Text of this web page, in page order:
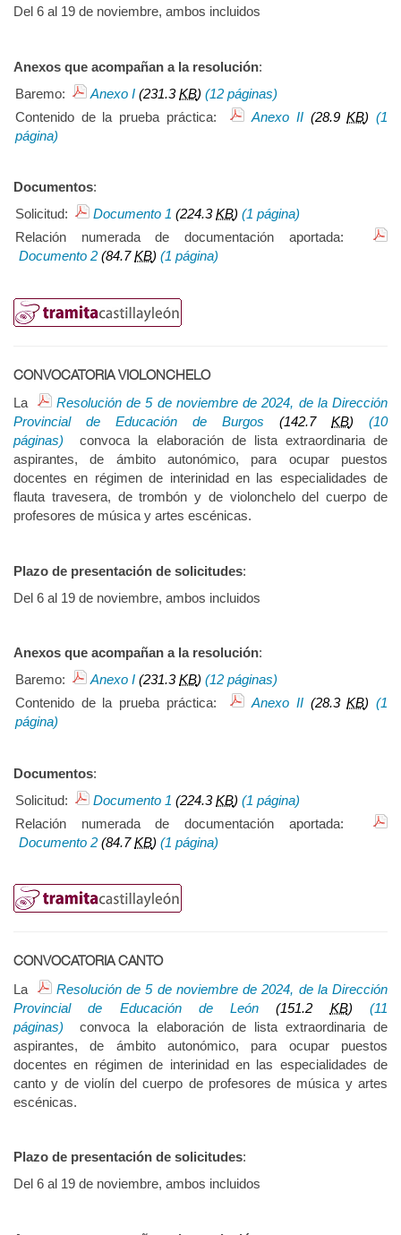
Del 6 al 19 de noviembre, ambos incluidos
Anexos que acompañan a la resolución:
Baremo:
Anexo I (231.3KB) (12 páginas)
Contenido de la prueba práctica:
Anexo II(28.9KB) (1
página)
Documentos:
Solicitud:
Documento 1 (224.3KB) (1 página)
Relación numerada de documentación aportada:
Documento 2 (84.7KB) (1 página)
CONVOCATORIA VIOLONCHELO
La
Resolución de 5 de noviembre de 2024, de la Dirección
Provincial de Educación de Burgos (142.7 KB) (10
páginas)
convoca la elaboración de lista extraordinaria de
aspirantes, de ámbito autonómico, para ocupar puestos
docentes en régimen de interinidad en las especialidades de
flauta travesera, de trombón y de violonchelo del cuerpo de
profesores de música y artes escénicas.
Plazo de presentación de solicitudes:
Del 6 al 19 de noviembre, ambos incluidos
Anexos que acompañan a la resolución:
Baremo:
Anexo I (231.3KB) (12 páginas)
Contenido de la prueba práctica:
Anexo II(28.3KB) (1
página)
Documentos:
Solicitud:
Documento 1 (224.3KB) (1 página)
Relación numerada de documentación aportada:
Documento 2 (84.7KB) (1 página)
CONVOCATORIA CANTO
La
Resolución de 5 de noviembre de 2024, de la Dirección
Provincial de Educación de León (151.2 KB) (11
páginas)
convoca la elaboración de lista extraordinaria de
aspirantes, de ámbito autonómico, para ocupar puestos
docentes en régimen de interinidad en las especialidades de
canto y de violín del cuerpo de profesores de música y artes
escénicas.
Plazo de presentación de solicitudes:
Del 6 al 19 de noviembre, ambos incluidos